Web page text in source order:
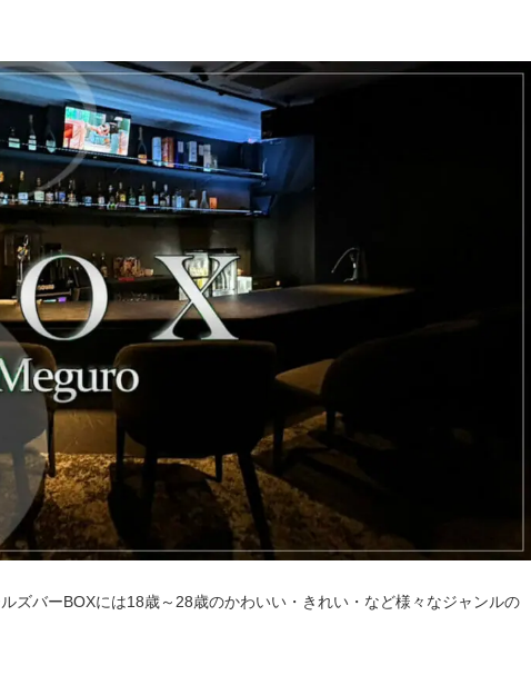
ズバーBOXには18歳～28歳のかわいい・きれい・など様々なジャンルの